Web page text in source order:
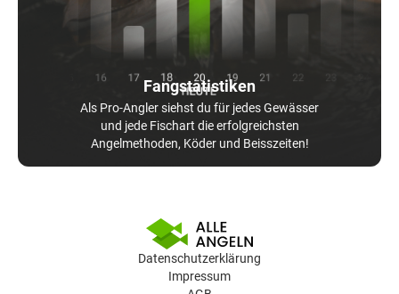
Fangstatistiken
Als Pro-Angler siehst du für jedes Gewässer
und jede Fischart die erfolgreichsten
Angelmethoden, Köder und Beisszeiten!
Datenschutzerklärung
Impressum